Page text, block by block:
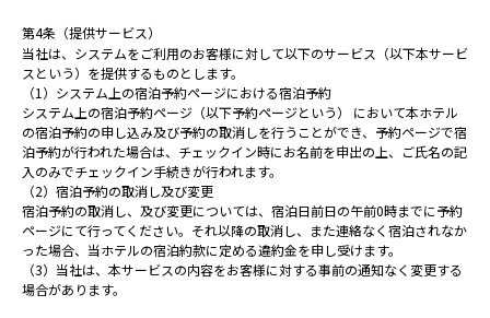
第4条（提供サービス）
当社は、システムをご利用のお客様に対して以下のサービス（以下本サービ
スという）を提供するものとします。
（1）システム上の宿泊予約ページにおける宿泊予約
システム上の宿泊予約ページ（以下予約ページという） において本ホテル
の宿泊予約の申し込み及び予約の取消しを行うことができ、予約ページで宿
泊予約が行われた場合は、チェックイン時にお名前を申出の上、ご氏名の記
入のみでチェックイン手続きが行われます。
（2）宿泊予約の取消し及び変更
宿泊予約の取消し、及び変更については、宿泊日前日の午前0時までに予約
ページにて行ってください。それ以降の取消し、また連絡なく宿泊されなか
った場合、当ホテルの宿泊約款に定める違約金を申し受けます。
（3）当社は、本サービスの内容をお客様に対する事前の通知なく変更する
場合があります。